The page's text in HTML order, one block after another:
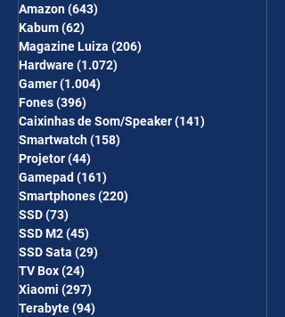
Amazon(643)
Kabum(62)
Magazine Luiza (206)
Hardware(1.072)
Gamer(1.004)
Fones(396)
Caixinhas de Som/Speaker(141)
Smartwatch(158)
Projetor(44)
Gamepad (161)
Smartphones(220)
SSD(73)
SSD M2(45)
SSD Sata (29)
TV Box(24)
Xiaomi (297)
Terabyte(94)